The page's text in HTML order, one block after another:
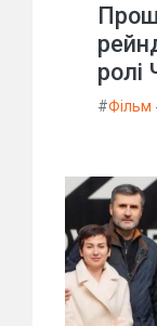
ролі
#Фільм